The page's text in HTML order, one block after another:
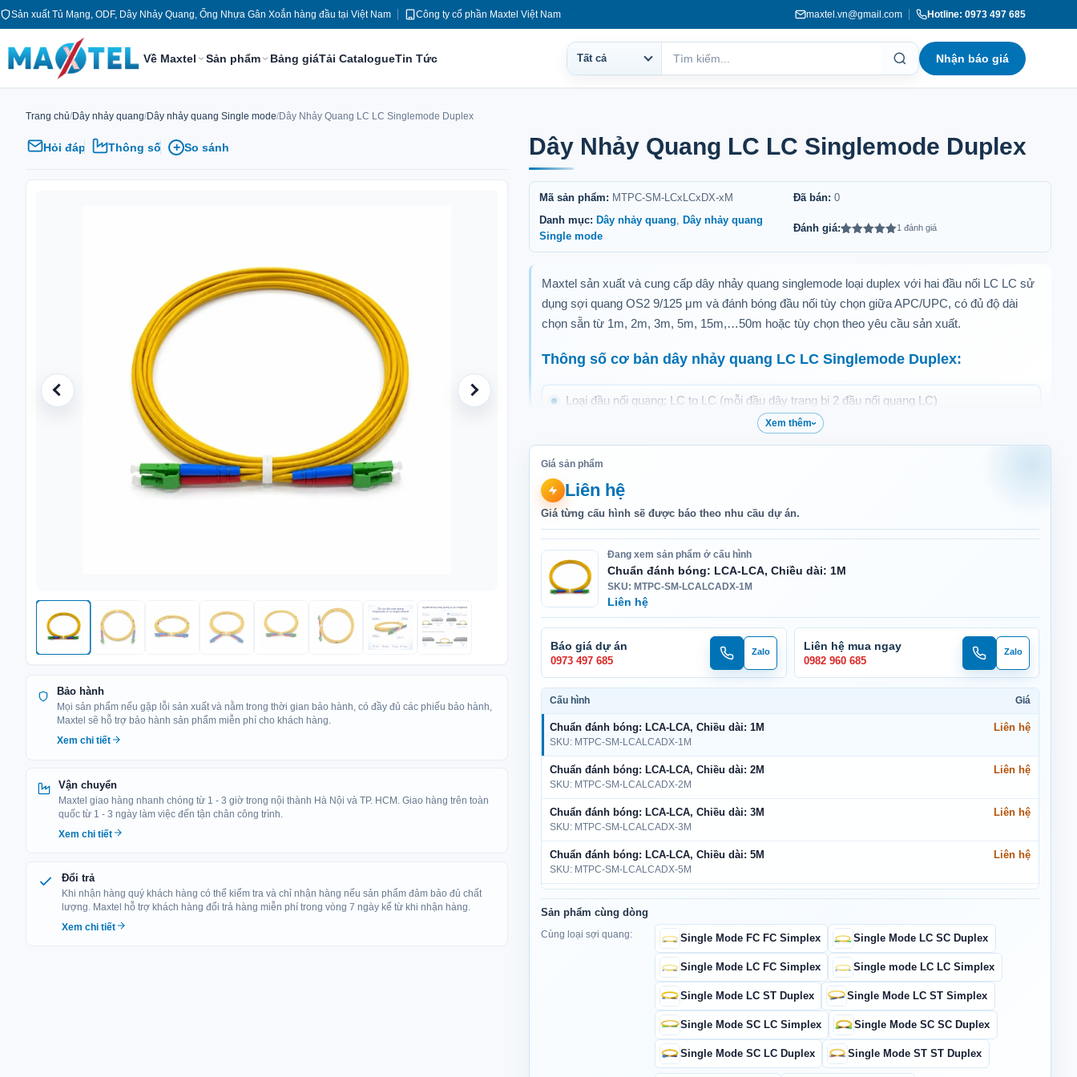
Chuyển
tới
nội
dung
Sản xuất Tủ Mạng, ODF, Dây Nhảy Quang, Ống Nhựa Gân Xoắn hàng đầu tại Việt Nam Công ty cổ phần Maxtel Việt Nam maxtel.vn@gmail.com Hotline: 0973 497 685
Về Maxtel Sản phẩm Bảng giáTải CatalogueTin Tức
Phạm
Tất cả
Tìm
Nhận báo giá
Trang chủ/Dây nhảy quang/Dây nhảy quang Single mode/Dây Nhảy Quang LC LC Singlemode Duplex
Hỏi đáp Thông số + So sánh
Bảo hành
Mọi sản phẩm nếu gặp lỗi sản xuất và nằm trong thời gian bảo hành, có đầy đủ các phiếu bảo hành,
Maxtel sẽ hỗ trợ bảo hành sản phẩm miễn phí cho khách hàng.
Xem chi tiết
Vận chuyển
Maxtel giao hàng nhanh chóng từ 1 - 3 giờ trong nội thành Hà Nội và TP. HCM. Giao hàng trên toàn
quốc từ 1 - 3 ngày làm việc đến tận chân công trình.
Xem chi tiết
Đổi trả
Khi nhận hàng quý khách hàng có thể kiểm tra và chỉ nhận hàng nếu sản phẩm đảm bảo đủ chất
lượng. Maxtel hỗ trợ khách hàng đổi trả hàng miễn phí trong vòng 7 ngày kể từ khi nhận hàng.
Xem chi tiết
Dây Nhảy Quang LC LC Singlemode Duplex
Mã sản phẩm: MTPC-SM-LCxLCxDX-xM Đã bán: 0
Danh mục: Dây nhảy quang Dây nhảy quang
Single mode
Đánh giá:
dựa trên
1 đánh giá
Maxtel sản xuất và cung cấp dây nhảy quang singlemode loại duplex với hai đầu nối LC LC sử
dụng sợi quang OS2 9/125 μm và đánh bóng đầu nối tùy chọn giữa APC/UPC, có đủ độ dài
chọn sẵn từ 1m, 2m, 3m, 5m, 15m,…50m hoặc tùy chọn theo yêu cầu sản xuất.
Thông số cơ bản dây nhảy quang LC LC Singlemode Duplex:
Loại đầu nối quang: LC to LC (mỗi đầu dây trang bị 2 đầu nối quang LC)
Độ suy hao tiếp xúc: ≤ 0.30 dB.
Suy hao phản xạ: ≥50dB
Bước sóng hoạt động: 1310nm/1550nm, với suy hao tín hiệu 0.36 dB/km tại 1310nm và
0.22 dB/km tại 1550nm.
Đường kính vỏ cáp: 2.0mm hoặc 3.0mm
Cấu trúc sợi: Duplex (đầu nối có đánh dấu màu để dễ dàng phân biệt đầu A , B)
Vỏ cáp: PVC hoặc LSZH
Chiều dài dây cáp: 1m, 2m, 3m, 5m, 10m, 15m, 20m, 30m, 50m hoặc tùy chọn.
cho trung tâm dữ liệu, mạng doanh nghiệp, viễn thông, camera và các tuyến truyền dẫn
khoảng cách xa.
Đặc điểm nổi bật của dây nhảy quang LC LC Duplex Maxtel:
Sợi quang được làm bằng 100% thủy tinh nguyên chất nên chất lượng đường truyền tốc
độ cao, ổn định.
Đầu nối quang được gia công chính xác giúp giảm độ suy hao và kết nối ổn định khi kết
Dây có khả năng chịu lực kéo căng tốt, lực uốn cong vượt trội giúp hạn chế tình trạng
trong quá trình lắp đặt gây ảnh hưởng đến sợi quang.
Xem thêm
Giá sản phẩm
Liên hệ
Giá từng cấu hình sẽ được báo theo nhu cầu dự án.
Đang xem sản phẩm ở cấu hình
Chuẩn đánh bóng: LCA-LCA, Chiều dài: 1M
SKU: MTPC-SM-LCALCADX-1M
Liên hệ
Báo giá dự án
0973 497 685
Gọi
dự
án
Zalo
Zalo
dự
án
Liên hệ mua ngay
0982 960 685
Gọi
mua
ngay
Zalo
Zalo
mua
ngay
Giá chi tiết theo biến thể
Cấu hình Giá
Chuẩn đánh bóng: LCA-LCA, Chiều dài: 1M
SKU: MTPC-SM-LCALCADX-1M
Liên hệ
Chuẩn đánh bóng: LCA-LCA, Chiều dài: 2M
SKU: MTPC-SM-LCALCADX-2M
Liên hệ
Chuẩn đánh bóng: LCA-LCA, Chiều dài: 3M
SKU: MTPC-SM-LCALCADX-3M
Liên hệ
Chuẩn đánh bóng: LCA-LCA, Chiều dài: 5M
SKU: MTPC-SM-LCALCADX-5M
Liên hệ
Chuẩn đánh bóng: LCA-LCA, Chiều dài: 10M
SKU: MTPC-SM-LCALCADX-10M
Liên hệ
Chuẩn đánh bóng: LCA-LCA, Chiều dài: 15M
SKU: MTPC-SM-LCALCADX-15M
Chuẩn đánh bóng: LCA-LCA, Chiều dài: 20M
SKU: MTPC-SM-LCALCADX-20M
Liên hệ
Chuẩn đánh bóng: LCA-LCA, Chiều dài: 30M
SKU: MTPC-SM-LCALCADX-30M
Chuẩn đánh bóng: LCA-LCA, Chiều dài: 50M
Sản phẩm cùng dòng
Cùng loại sợi quang: Single Mode FC FC Simplex Single Mode LC SC Duplex
Single Mode LC FC Simplex Single mode LC LC Simplex
Single Mode LC ST Duplex Single Mode LC ST Simplex
Single Mode SC LC Simplex Single Mode SC SC Duplex
Single Mode SC LC Duplex Single Mode ST ST Duplex